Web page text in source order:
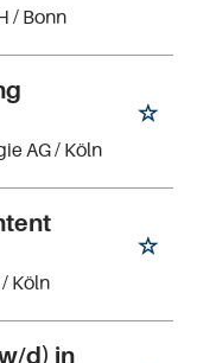
/ Bonn
AG/ Köln
/ Köln
d) in